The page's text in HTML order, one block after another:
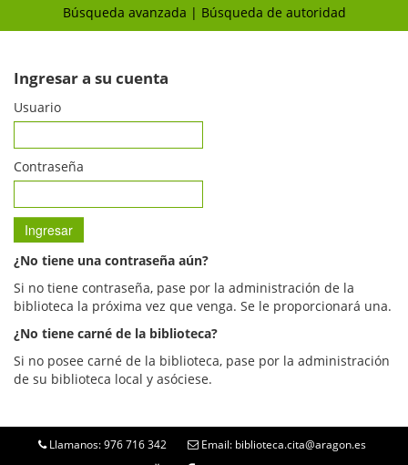
Búsqueda avanzada Búsqueda de autoridad
Ingresar a su cuenta
Usuario
Contraseña
¿No tiene una contraseña aún?
Si no tiene contraseña, pase por la administración de la
biblioteca la próxima vez que venga. Se le proporcionará una.
¿No tiene carné de la biblioteca?
Si no posee carné de la biblioteca, pase por la administración
de su biblioteca local y asóciese.
Llamanos: 976 716 342 Email: biblioteca.cita@aragon.es